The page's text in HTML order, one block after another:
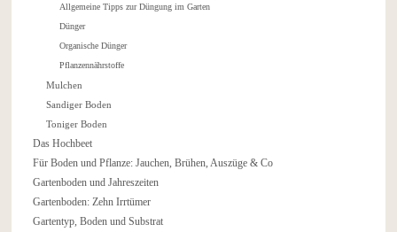
Allgemeine Tipps zur Düngung im Garten
Dünger
Organische Dünger
Pflanzennährstoffe
Mulchen
Sandiger Boden
Toniger Boden
Das Hochbeet
Für Boden und Pflanze: Jauchen, Brühen, Auszüge & Co
Gartenboden und Jahreszeiten
Gartenboden: Zehn Irrtümer
Gartentyp, Boden und Substrat